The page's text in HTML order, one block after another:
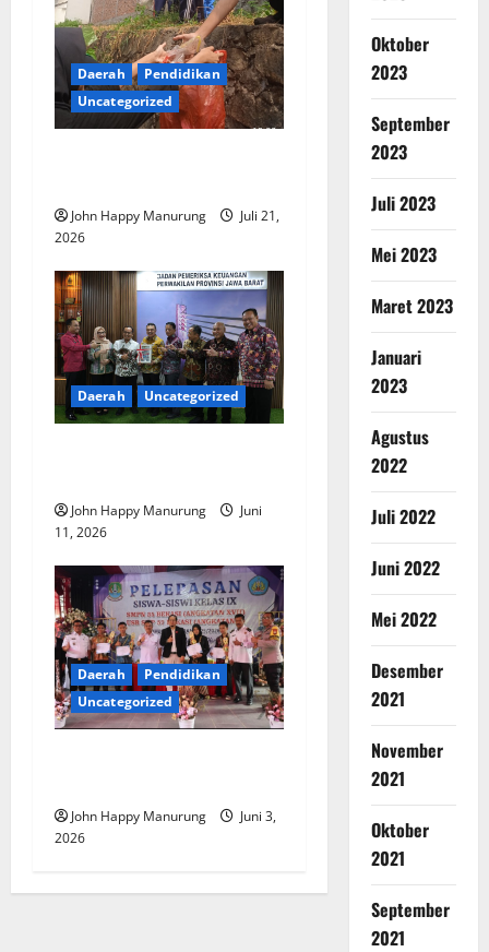
Daerah
Pendidikan
Uncategorized
John Happy Manurung
Juli 21,
2026
Daerah Uncategorized
John Happy Manurung
Juni
11, 2026
Daerah
Pendidikan
Uncategorized
John Happy Manurung
Juni 3,
2026
Oktober
2023
September
2023
Juli 2023
Mei 2023
Maret 2023
Januari
2023
Agustus
2022
Juli 2022
Juni 2022
Mei 2022
Desember
2021
November
2021
Oktober
2021
September
2021